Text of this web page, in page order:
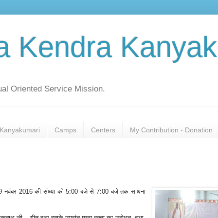
Kendra
Oriented Service Mission.
Camps Centers My Contribution - Donation
19 नवंबर 2016 की संध्या को 5:00 बजे से 7:00 बजे तक साधना